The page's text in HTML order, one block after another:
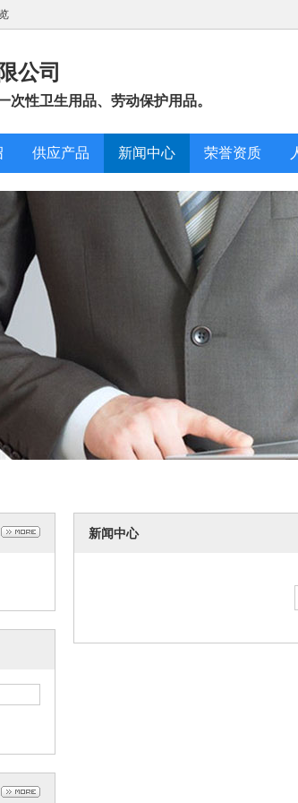
公司
次性卫生用品、劳动保护用品。
供应产品 新闻中心 荣誉资质
新闻中心